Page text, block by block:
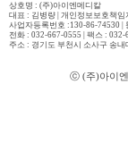
상호명 : (주)아이엔메디칼
대표 : 김병량 | 개인정보보호책임
사업자등록번호 :130-86-74530 |
전화 : 032-667-0555 | 팩스 :
주소 : 경기도 부천시 소사구 송
ⓒ (주)아이엔